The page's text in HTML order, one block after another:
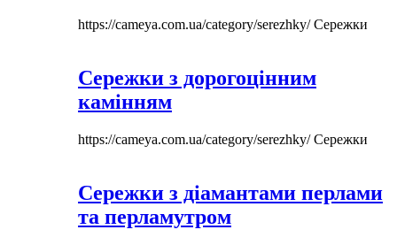
https://cameya.com.ua/category/serezhky/Сережки
Сережки з дорогоцінним
камінням
https://cameya.com.ua/category/serezhky/Сережки
Сережки з діамантами перлами
та перламутром